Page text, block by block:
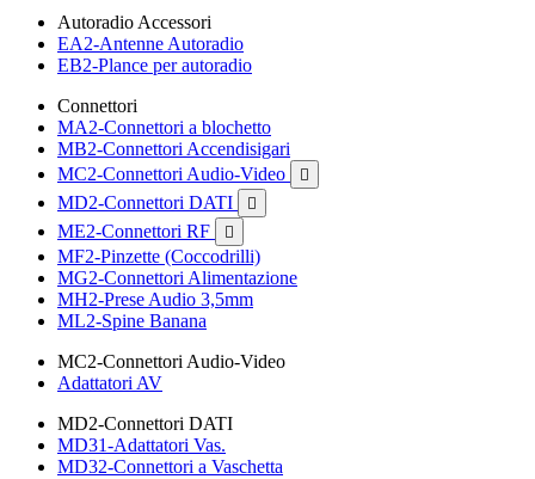
Autoradio Accessori
EA2-Antenne Autoradio
EB2-Plance per autoradio
Connettori
MA2-Connettori a blochetto
MB2-Connettori Accendisigari
MC2-Connettori Audio-Video

MD2-Connettori DATI 
ME2-Connettori RF 
MF2-Pinzette (Coccodrilli)
MG2-Connettori Alimentazione
MH2-Prese Audio 3,5mm
ML2-Spine Banana
MC2-Connettori Audio-Video
Adattatori AV
MD2-Connettori DATI
MD31-Adattatori Vas.
MD32-Connettori a Vaschetta